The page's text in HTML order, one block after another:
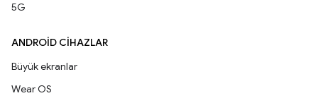
5G
ANDROID CIHAZLAR
Büyük ekranlar
Wear OS